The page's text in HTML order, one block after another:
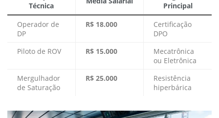
Técnica
Principal
Operador de
DP
R$ 18.000
Certificação
DPO
Piloto de ROV
R$ 15.000
Mecatrônica
ou Eletrônica
Mergulhador
de Saturação
R$ 25.000
Resistência
hiperbárica